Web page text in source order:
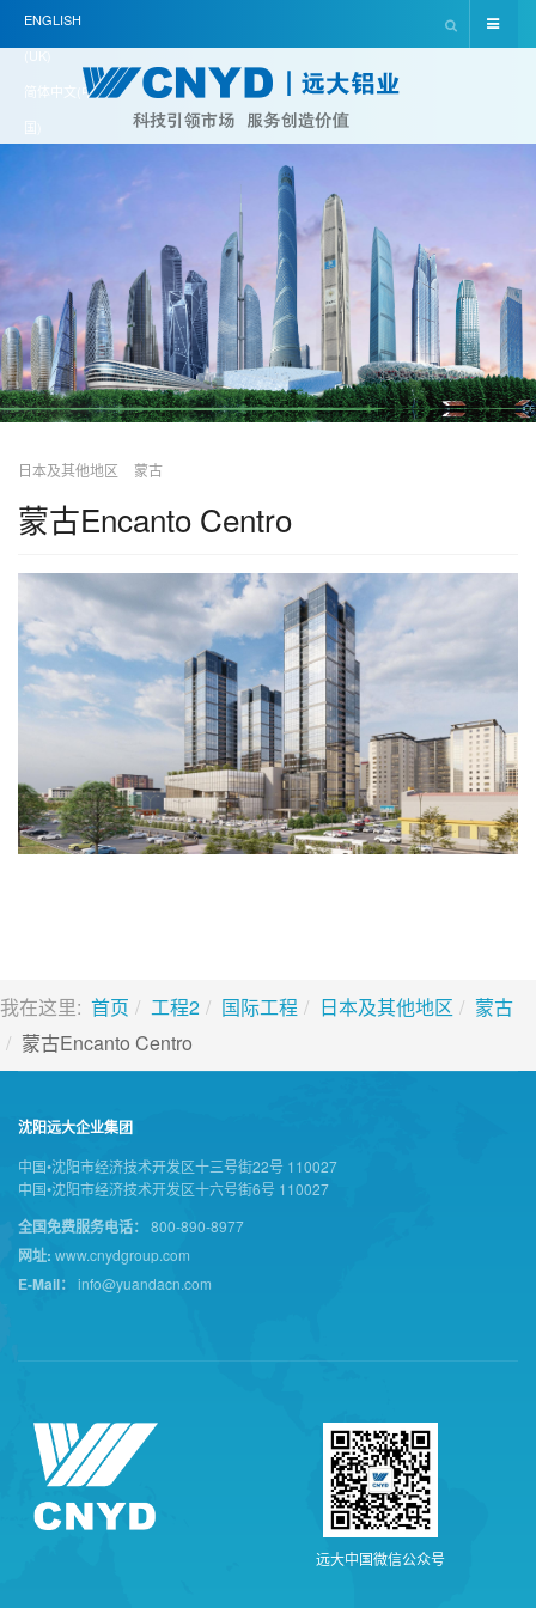
ENGLISH
(UK)
简体中文(中
国)
日本及其他地区 蒙古
蒙古Encanto Centro
我在这里: 首页 工程2 国际工程 日本及其他地区
蒙古
蒙古Encanto Centro
沈阳远大企业集团
中国•沈阳市经济技术开发区十三号街22号 110027
中国•沈阳市经济技术开发区十六号街6号 110027
全国免费服务电话： 800-890-8977
网址: www.cnydgroup.com
E-Mail： info@yuandacn.com
远大中 国微信公众号